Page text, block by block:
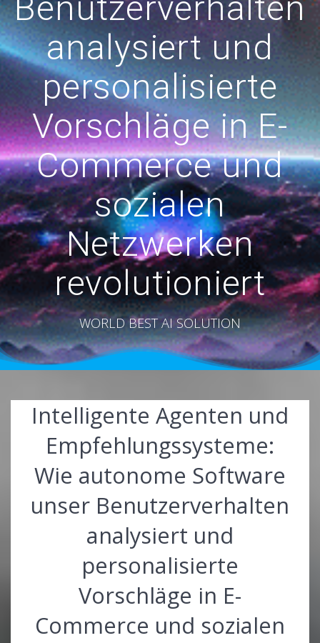
analysiert und
personalisierte
Vorschläge in E-
Commerce und
sozialen
Netzwerken
revolutioniert
WORLD BEST AI SOLUTION
Intelligente Agenten und
Empfehlungssysteme:
Wie autonome Software
unser Benutzerverhalten
analysiert und
personalisierte
Vorschläge in E-
Commerce und sozialen